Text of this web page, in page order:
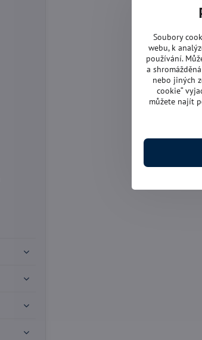
Soubory
webu, k
používání.
a
nebo jiných
cookie“
můžete najít